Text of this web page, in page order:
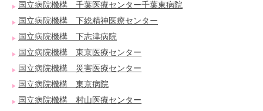
国立病院機構 千葉医療センター千葉東病院
国立病院機構 下総精神医療センター
国立病院機構 下志津病院
国立病院機構 東京医療センター
国立病院機構 災害医療センター
国立病院機構 東京病院
国立病院機構 村山医療センター